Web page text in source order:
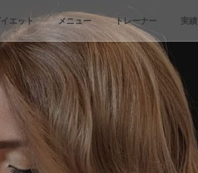
エット メニュー トレーナー 実績